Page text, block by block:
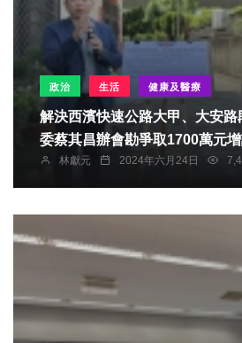
政治 生活 健康及醫療
解決西濱快速公路大甲、大安路
委蔡其昌辦會勘爭取1700萬元
林獻元 2024年六月24日